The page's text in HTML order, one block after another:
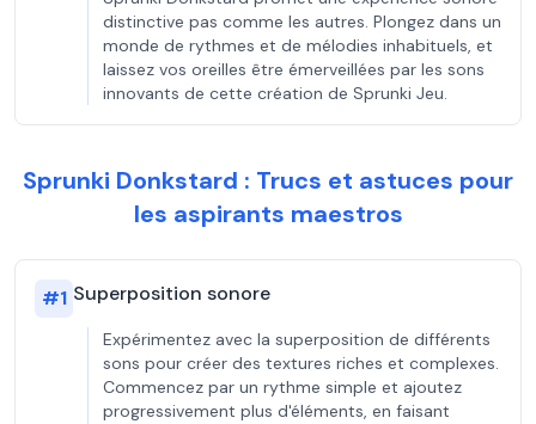
distinctive pas comme les autres. Plongez dans un
monde de rythmes et de mélodies inhabituels, et
laissez vos oreilles être émerveillées par les sons
innovants de cette création de Sprunki Jeu.
Sprunki Donkstard : Trucs et astuces pour
les aspirants maestros
#1 Superposition sonore
Expérimentez avec la superposition de différents
sons pour créer des textures riches et complexes.
Commencez par un rythme simple et ajoutez
progressivement plus d'éléments, en faisant